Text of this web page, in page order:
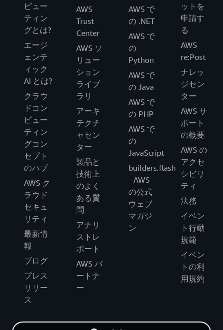
ピュー
ティン
グとは?
エージ
ェンテ
ィック
AI とは?
クラウ
ドコン
ピュー
ティン
グコン
セプト
のハブ
AWS ク
ラウド
セキュ
リティ
最新情
報
ブログ
プレス
リリー
ス
AWS
Trust
Center
AWS ソ
リュー
ション
ライブ
ラリ
アーキ
テクチ
ャセン
ター
製品と
技術上
のよく
ある質
問
アナリ
ストレ
ポート
AWS パ
ートナ
ー
AWS で
の .NET
AWS で
の
Python
AWS で
の Java
AWS で
の PHP
AWS で
の
JavaScript
builders.flash
- AWS
の公式
ウェブ
マガジ
ン
ットを
申請す
る
AWS
re:Post
ナレッ
ジセン
ター
AWS サ
ポート
の概要
AWS の
アクセ
シビリ
ティ
法務
イベン
ト行動
規範
イベン
トの利
用規約